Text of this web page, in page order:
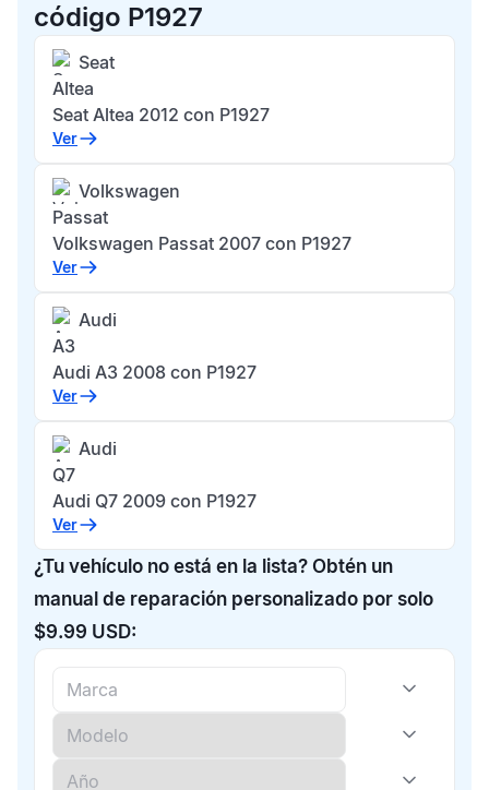
código P1927
Seat
Altea
Seat Altea 2012 con P1927
Ver
Volkswagen
Passat
Volkswagen Passat 2007 con P1927
Ver
Audi
A3
Audi A3 2008 con P1927
Ver
Audi
Q7
Audi Q7 2009 con P1927
Ver
¿Tu vehículo no está en la lista? Obtén un
manual de reparación personalizado por solo
$9.99 USD: